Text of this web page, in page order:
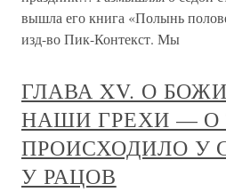
вышла его книга «Полынь
изд-во Пик-Контекст. Мы
ГЛАВА XV. О
НАШИ ГРЕХИ — О
ПРОИСХОДИЛО У
У РАЦОВ